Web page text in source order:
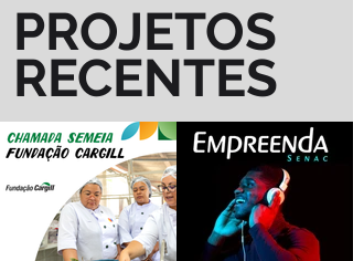
PROJETOS
RECENTES